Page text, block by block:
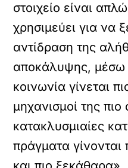
στοιχείο είναι
χρησιμεύει για να
αντίδραση της
αποκάλυψης, μέσω
κοινωνία γίνεται
μηχανισμοί της πιο
κατακλυσμιαίες
πράγματα γίνονται